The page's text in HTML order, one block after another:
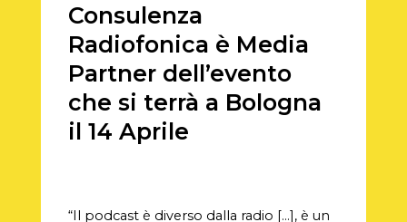
Consulenza
Radiofonica è Media
Partner dell’evento
che si terrà a Bologna
il 14 Aprile
“Il podcast è diverso dalla radio […], è un